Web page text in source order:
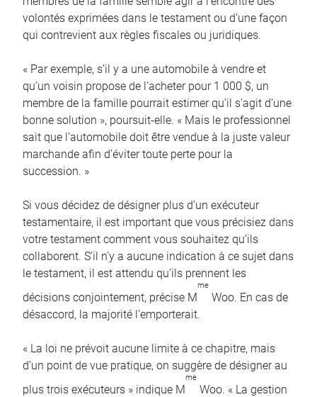
volontés exprimées dans le testament ou d’une façon
qui contrevient aux règles fiscales ou juridiques.
« Par exemple, s’il y a une automobile à vendre et
qu’un voisin propose de l’acheter pour 1 000 $, un
membre de la famille pourrait estimer qu’il s’agit d’une
bonne solution », poursuit-elle. « Mais le professionnel
sait que l’automobile doit être vendue à la juste valeur
marchande afin d’éviter toute perte pour la
succession. »
Si vous décidez de désigner plus d’un exécuteur
testamentaire, il est important que vous précisiez dans
votre testament comment vous souhaitez qu’ils
collaborent. S’il n’y a aucune indication à ce sujet dans
le testament, il est attendu qu’ils prennent les
décisions conjointement, précise M
me
Woo. En cas de
désaccord, la majorité l’emporterait.
« La loi ne prévoit aucune limite à ce chapitre, mais
d’un point de vue pratique, on suggère de désigner au
plus trois exécuteurs » indique M
me
Woo. « La gestion